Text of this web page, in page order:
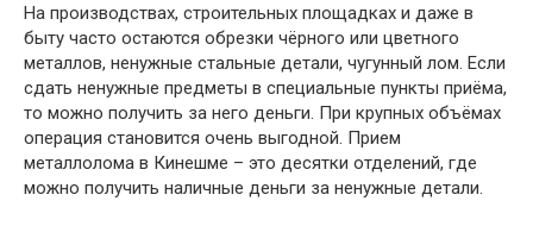
На производствах, строительных площадках и даже в
быту часто остаются обрезки чёрного или цветного
металлов, ненужные стальные детали, чугунный лом. Если
сдать ненужные предметы в специальные пункты приёма,
то можно получить за него деньги. При крупных объёмах
операция становится очень выгодной. Прием
металлолома в Кинешме – это десятки отделений, где
можно получить наличные деньги за ненужные детали.